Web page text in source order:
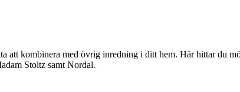
kombinera med övrig inredning i ditt hem. Här hittar du
Stoltz samt Nordal.